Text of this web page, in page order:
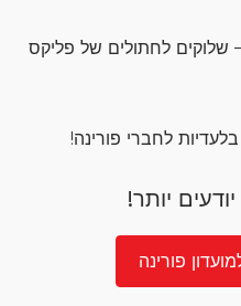
שלוקים לחתולים של פליקס
לחברי פורינה!
יותר!
פורינה